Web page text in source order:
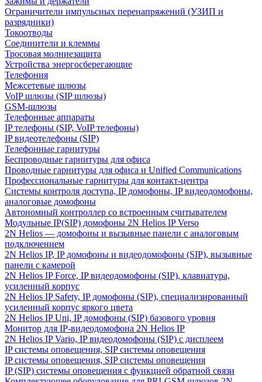
Ограничители импульсных перенапряжений (УЗИП и
разрядники)
Токоотводы
Соединители и клеммы
Тросовая молниезащита
Устройства энергосберегающие
Телефония
Межсетевые шлюзы
VoIP шлюзы (SIP шлюзы)
GSM-шлюзы
Телефонные аппараты
IP телефоны (SIP, VoIP телефоны)
IP видеотелефоны (SIP)
Телефонные гарнитуры
Беспроводные гарнитуры для офиса
Проводные гарнитуры для офиса и Unified Communications
Профессиональные гарнитуры для контакт-центра
Системы контроля доступа, IP домофоны, IP видеодомофоны,
аналоговые домофоны
Автономный контроллер со встроенным считывателем
Модульные IP(SIP) домофоны 2N Helios IP Verso
2N Helios — домофоны и вызывные панели с аналоговым
подключением
2N Helios IP, IP домофоны и видеодомофоны (SIP), вызывные
панели с камерой
2N Helios IP Force, IP видеодомофоны (SIP), клавиатура,
усиленный корпус
2N Helios IP Safety, IP домофоны (SIP), специализированный
усиленный корпус яркого цвета
2N Helios IP Uni, IP домофоны (SIP) базового уровня
Монитор для IP-видеодомофона 2N Helios IP
2N Helios IP Vario, IP видеодомофоны (SIP) с дисплеем
IP системы оповещения, SIP системы оповещения
IP системы оповещения, SIP системы оповещения
IP (SIP) системы оповещения с функцией обратной связи